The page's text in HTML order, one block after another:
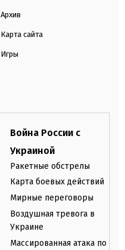
Архив
Карта сайта
Игры
Война России с
Украиной
Ракетные обстрелы
Карта боевых действий
Мирные переговоры
Воздушная тревога в
Украине
Массированная атака по